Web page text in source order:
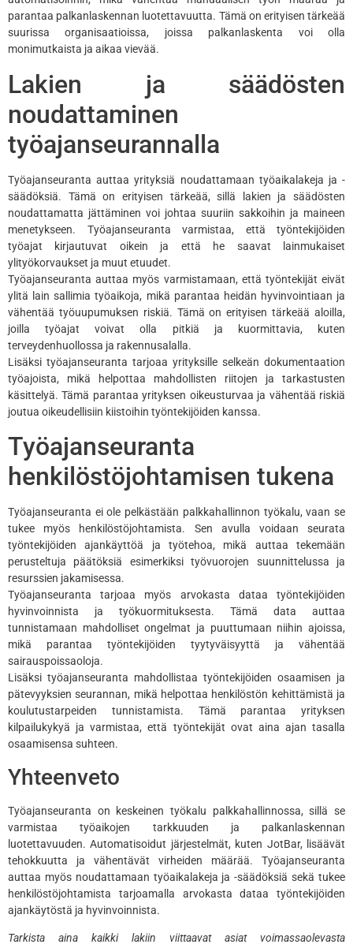
parantaa palkanlaskennan luotettavuutta. Tämä on erityisen tärkeää
suurissa organisaatioissa, joissa palkanlaskenta voi olla
monimutkaista ja aikaa vievää.
Lakien ja säädösten
noudattaminen
työajanseurannalla
Työajanseuranta auttaa yrityksiä noudattamaan työaikalakeja ja -
säädöksiä. Tämä on erityisen tärkeää, sillä lakien ja säädösten
noudattamatta jättäminen voi johtaa suuriin sakkoihin ja maineen
menetykseen. Työajanseuranta varmistaa, että työntekijöiden
työajat kirjautuvat oikein ja että he saavat lainmukaiset
ylityökorvaukset ja muut etuudet.
Työajanseuranta auttaa myös varmistamaan, että työntekijät eivät
ylitä lain sallimia työaikoja, mikä parantaa heidän hyvinvointiaan ja
vähentää työuupumuksen riskiä. Tämä on erityisen tärkeää aloilla,
joilla työajat voivat olla pitkiä ja kuormittavia, kuten
terveydenhuollossa ja rakennusalalla.
Lisäksi työajanseuranta tarjoaa yrityksille selkeän dokumentaation
työajoista, mikä helpottaa mahdollisten riitojen ja tarkastusten
käsittelyä. Tämä parantaa yrityksen oikeusturvaa ja vähentää riskiä
joutua oikeudellisiin kiistoihin työntekijöiden kanssa.
Työajanseuranta
henkilöstöjohtamisen tukena
Työajanseuranta ei ole pelkästään palkkahallinnon työkalu, vaan se
tukee myös henkilöstöjohtamista. Sen avulla voidaan seurata
työntekijöiden ajankäyttöä ja työtehoa, mikä auttaa tekemään
perusteltuja päätöksiä esimerkiksi työvuorojen suunnittelussa ja
resurssien jakamisessa.
Työajanseuranta tarjoaa myös arvokasta dataa työntekijöiden
hyvinvoinnista ja työkuormituksesta. Tämä data auttaa
tunnistamaan mahdolliset ongelmat ja puuttumaan niihin ajoissa,
mikä parantaa työntekijöiden tyytyväisyyttä ja vähentää
sairauspoissaoloja.
Lisäksi työajanseuranta mahdollistaa työntekijöiden osaamisen ja
pätevyyksien seurannan, mikä helpottaa henkilöstön kehittämistä ja
koulutustarpeiden tunnistamista. Tämä parantaa yrityksen
kilpailukykyä ja varmistaa, että työntekijät ovat aina ajan tasalla
osaamisensa suhteen.
Yhteenveto
Työajanseuranta on keskeinen työkalu palkkahallinnossa, sillä se
varmistaa työaikojen tarkkuuden ja palkanlaskennan
luotettavuuden. Automatisoidut järjestelmät, kuten JotBar, lisäävät
tehokkuutta ja vähentävät virheiden määrää. Työajanseuranta
auttaa myös noudattamaan työaikalakeja ja -säädöksiä sekä tukee
henkilöstöjohtamista tarjoamalla arvokasta dataa työntekijöiden
ajankäytöstä ja hyvinvoinnista.
Tarkista aina kaikki lakiin viittaavat asiat voimassaolevasta